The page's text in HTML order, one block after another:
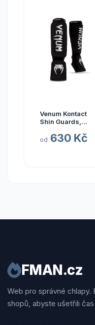
Venum Kontact
Shin Guards,
Velikost: L
od 630 Kč
FMAN.cz
Web pro správné
shopů, abyste ušetřili